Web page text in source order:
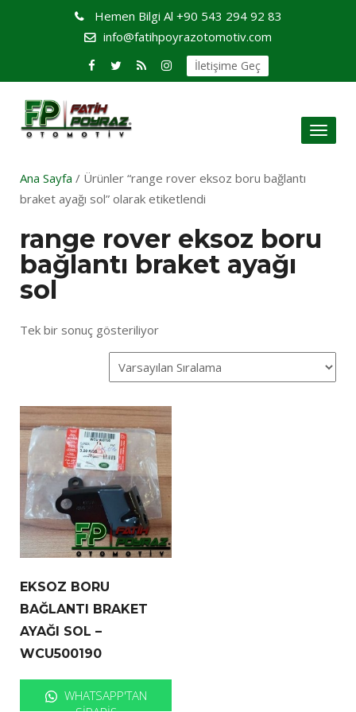
Hemen Bilgi Al +90 543 294 92 83
info@fatihpoyrazotomotiv.com
İletişime Geç
Toggle
Ana Sayfa / Ürünler “range rover eksoz boru bağlantı
braket ayağı sol” olarak etiketlendi
range rover eksoz boru
bağlantı braket ayağı
sol
Tek bir sonuç gösteriliyor
EKSOZ BORU
BAĞLANTI BRAKET
AYAĞI SOL –
WCU500190
WHATSAPP'TAN